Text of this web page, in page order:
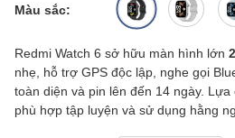
Màu sắc:
Redmi Watch 6 sở hữu màn hình lớn
nhẹ, hỗ trợ GPS độc lập, nghe gọi
toàn diện và pin lên đến 14 ngày. Lựa
phù hợp tập luyện và sử dụng hằng